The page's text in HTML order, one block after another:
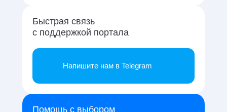
Быстрая связь
с поддержкой портала
Напишите нам в Telegram
Помощь с выбором